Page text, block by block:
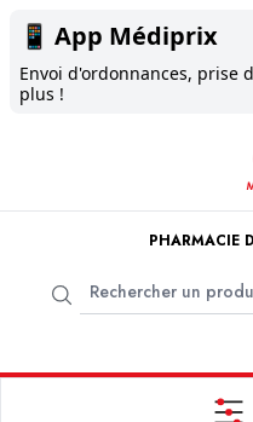
📱 App Médiprix
Envoi d'ordonnances, prise
plus !
PHARMACIE